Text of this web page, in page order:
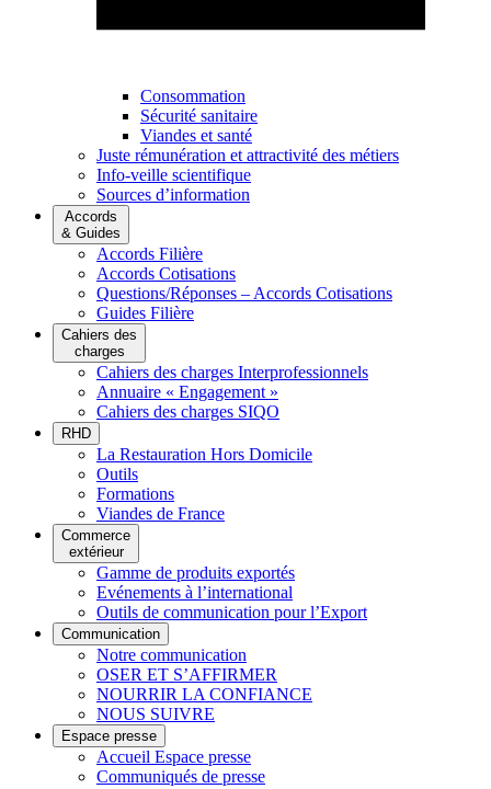
Consommation
Sécurité sanitaire
Viandes et santé
Juste rémunération et attractivité des métiers
Info-veille scientifique
Sources d’information
Accords
& Guides
Accords Filière
Accords Cotisations
Questions/Réponses – Accords Cotisations
Guides Filière
Cahiers des
charges
Cahiers des charges Interprofessionnels
Annuaire « Engagement »
Cahiers des charges SIQO
RHD
La Restauration Hors Domicile
Outils
Formations
Viandes de France
Commerce
extérieur
Gamme de produits exportés
Evénements à l’international
Outils de communication pour l’Export
Communication
Notre communication
OSER ET S’AFFIRMER
NOURRIR LA CONFIANCE
NOUS SUIVRE
Espace presse
Accueil Espace presse
Communiqués de presse